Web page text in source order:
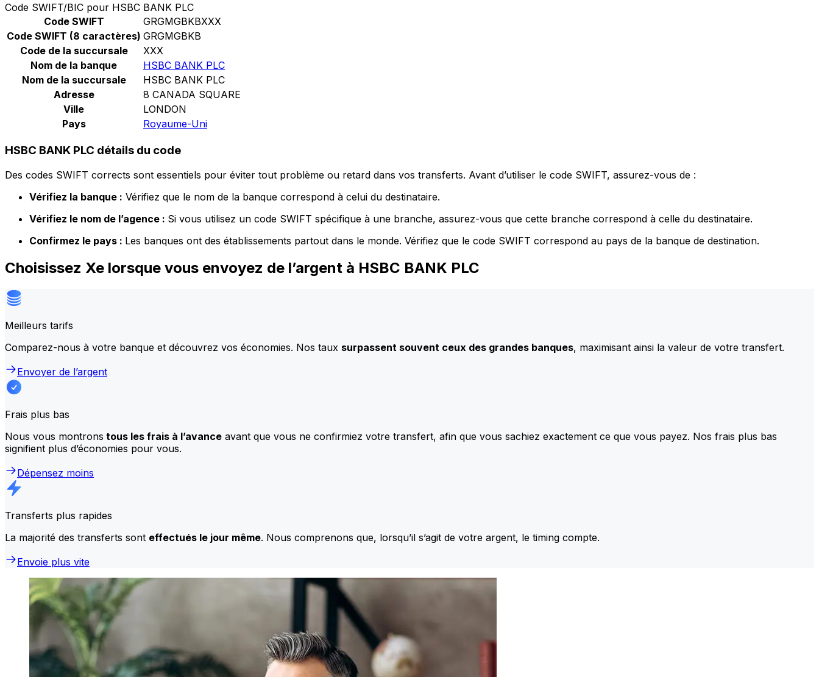
Code SWIFT/BIC pour HSBC BANK PLC
Code SWIFT
GRGMGBKBXXX
Code SWIFT (8 caractères) GRGMGBKB
Code de la succursale
XXX
Nom de la banque
HSBC BANK PLC
Nom de la succursale
HSBC BANK PLC
Adresse
8 CANADA SQUARE
Ville
LONDON
Pays
Royaume-Uni
HSBC BANK PLC détails du code
Des codes SWIFT corrects sont essentiels pour éviter tout problème ou retard dans vos transferts. Avant d’utiliser le code SWIFT, assurez-vous de :
Vérifiez la banque : Vérifiez que le nom de la banque correspond à celui du destinataire.
Vérifiez le nom de l’agence : Si vous utilisez un code SWIFT spécifique à une branche, assurez-vous que cette branche correspond à celle du destinataire.
Confirmez le pays : Les banques ont des établissements partout dans le monde. Vérifiez que le code SWIFT correspond au pays de la banque de destination.
Choisissez Xe lorsque vous envoyez de l’argent à HSBC BANK PLC
Meilleurs tarifs
Comparez-nous à votre banque et découvrez vos économies. Nos taux surpassent souvent ceux des grandes banques, maximisant ainsi la valeur de votre transfert.
Envoyer de l’argent
Frais plus bas
Nous vous montrons tous les frais à l’avance avant que vous ne confirmiez votre transfert, afin que vous sachiez exactement ce que vous payez. Nos frais plus bas
signifient plus d’économies pour vous.
Dépensez moins
Transferts plus rapides
La majorité des transferts sont effectués le jour même. Nous comprenons que, lorsqu’il s’agit de votre argent, le timing compte.
Envoie plus vite